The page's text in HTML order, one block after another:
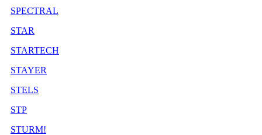
SPECTRAL
STAR
STARTECH
STAYER
STELS
STP
STURM!